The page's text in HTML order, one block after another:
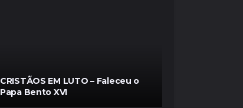
CRISTÃOS EM LUTO – Faleceu o
Papa Bento XVI